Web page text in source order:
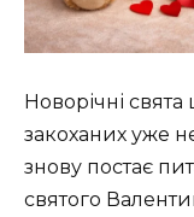
Новорічні
закоханих уже
знову постає
святого